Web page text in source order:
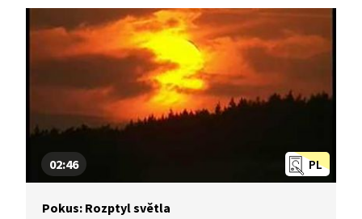
PL
02:46
Pokus: Rozptyl světla